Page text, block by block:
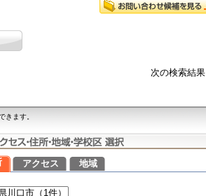
次の検索結果
きます。
アクセス 地域